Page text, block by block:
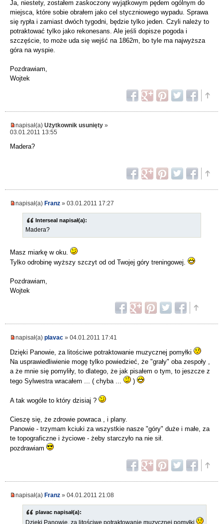
Ja, niestety, zostałem zaskoczony wyjątkowym pędem ogólnym do
miejsca, które sobie obrałem jako cel styczniowego wypadu. Sprawa
się rypła i zamiast dwóch tygodni, będzie tylko jeden. Czyli należy to
potraktować tylko jako rekonesans. Ale jeśli dopisze pogoda i
szczęście, to może uda się wejść na 1862m, bo tyle ma najwyższa
góra na wyspie.
Pozdrawiam,
Wojtek
napisał(a) Użytkownik usunięty »
03.01.2011 13:55
Madera?
napisał(a) Franz » 03.01.2011 17:27
Interseal napisał(a):
Madera?
Masz miarkę w oku.
Tylko odrobinę wyższy szczyt od od Twojej góry treningowej.
Pozdrawiam,
Wojtek
napisał(a) plavac » 04.01.2011 17:41
Dzięki Panowie, za litościwe potraktowanie muzycznej pomyłki
Na usprawiedliwienie mogę tylko powiedzieć, że "grały" oba zespoły ,
a że mnie się pomyliły, to dlatego, że jak pisałem o tym, to jeszcze z
tego Sylwestra wracałem ... ( chyba ...
)
A tak wogóle to który dzisiaj ?
Cieszę się, że zdrowie powraca , i plany.
Panowie - trzymam kciuki za wszystkie nasze "góry" duże i małe, za
te topograficzne i życiowe - żeby starczyło na nie sił.
pozdrawiam
napisał(a) Franz » 04.01.2011 21:08
plavac napisał(a):
Dzięki Panowie, za litościwe potraktowanie muzycznej pomyłki